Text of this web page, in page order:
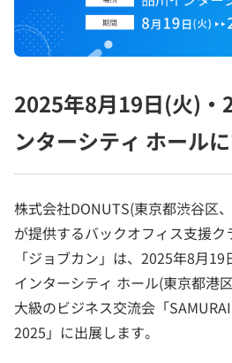
2025年8月19日(火)・
ンターシティ ホール
株式会社DONUTS(東京都渋谷区
が提供するバックオフィス支援ク
「ジョブカン」は、2025年8月
インターシティ ホール(東京都港
大級のビジネス交流会「
2025」に出展します。